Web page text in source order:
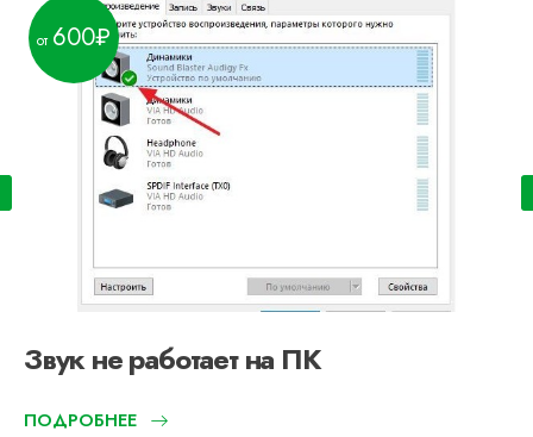
Звук не работает на ПК
600
ПОДРОБНЕЕ